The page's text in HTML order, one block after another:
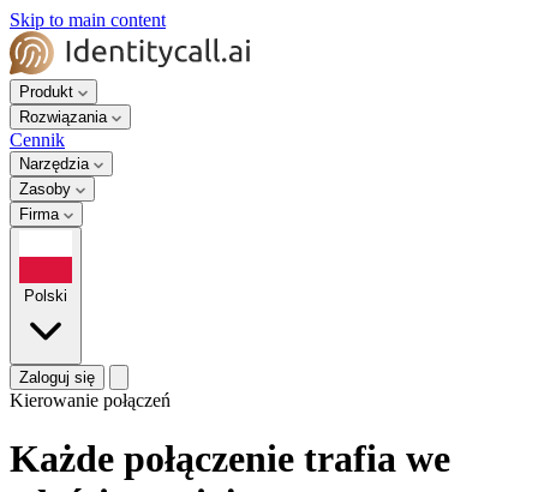
Skip to main content
Produkt
Rozwiązania
Cennik
Narzędzia
Zasoby
Firma
Polski
Zaloguj się
Kierowanie połączeń
Każde połączenie trafia we